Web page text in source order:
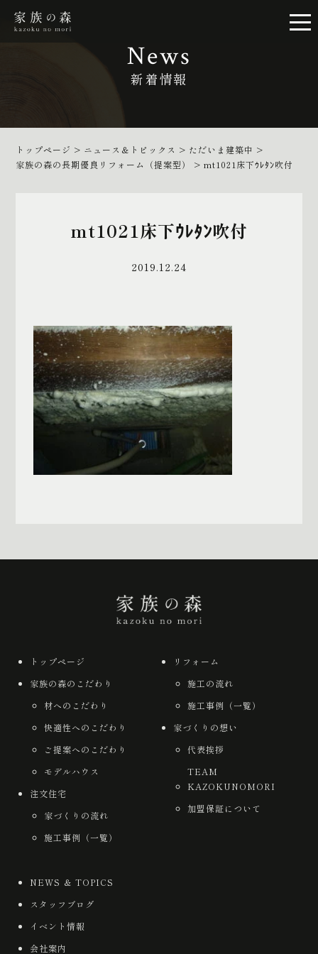
News
新着情報
トップページ > ニュース＆トピックス > ただいま建築中 >
家族の森の長期優良リフォーム（提案型）
>mt1021床下ｳﾚﾀﾝ吹付
mt1021床下ｳﾚﾀﾝ吹付
2019.12.24
トップページ
家族の森のこだわり
材へのこだわり
快適性へのこだわり
ご提案へのこだわり
モデルハウス
注文住宅
家づくりの流れ
施工事例（一覧）
リフォーム
施工の流れ
施工事例（一覧）
家づくりの想い
代表挨拶
TEAM
KAZOKUNOMORI
加盟保証について
NEWS ＆ TOPICS
スタッフブログ
イベント情報
会社案内